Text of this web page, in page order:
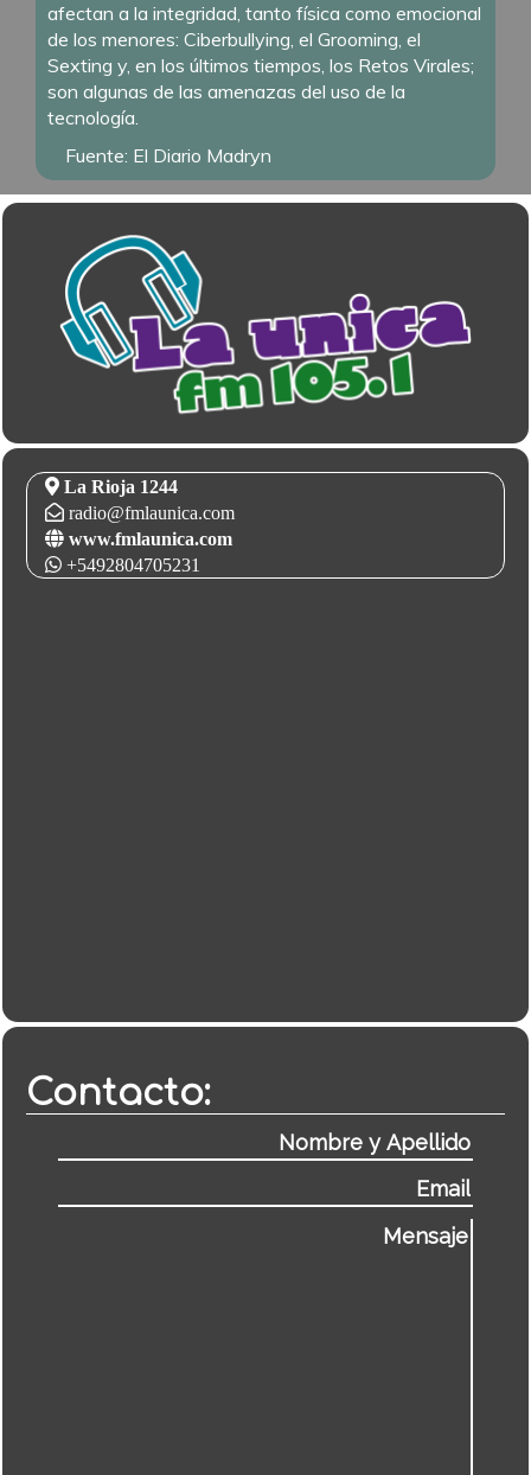
afectan a la integridad, tanto física como emocional
de los menores: Ciberbullying, el Grooming, el
Sexting y, en los últimos tiempos, los Retos Virales;
son algunas de las amenazas del uso de la
tecnología.
Fuente: El Diario Madryn
La Rioja 1244
radio@fmlaunica.com
www.fmlaunica.com
+5492804705231
Contacto: